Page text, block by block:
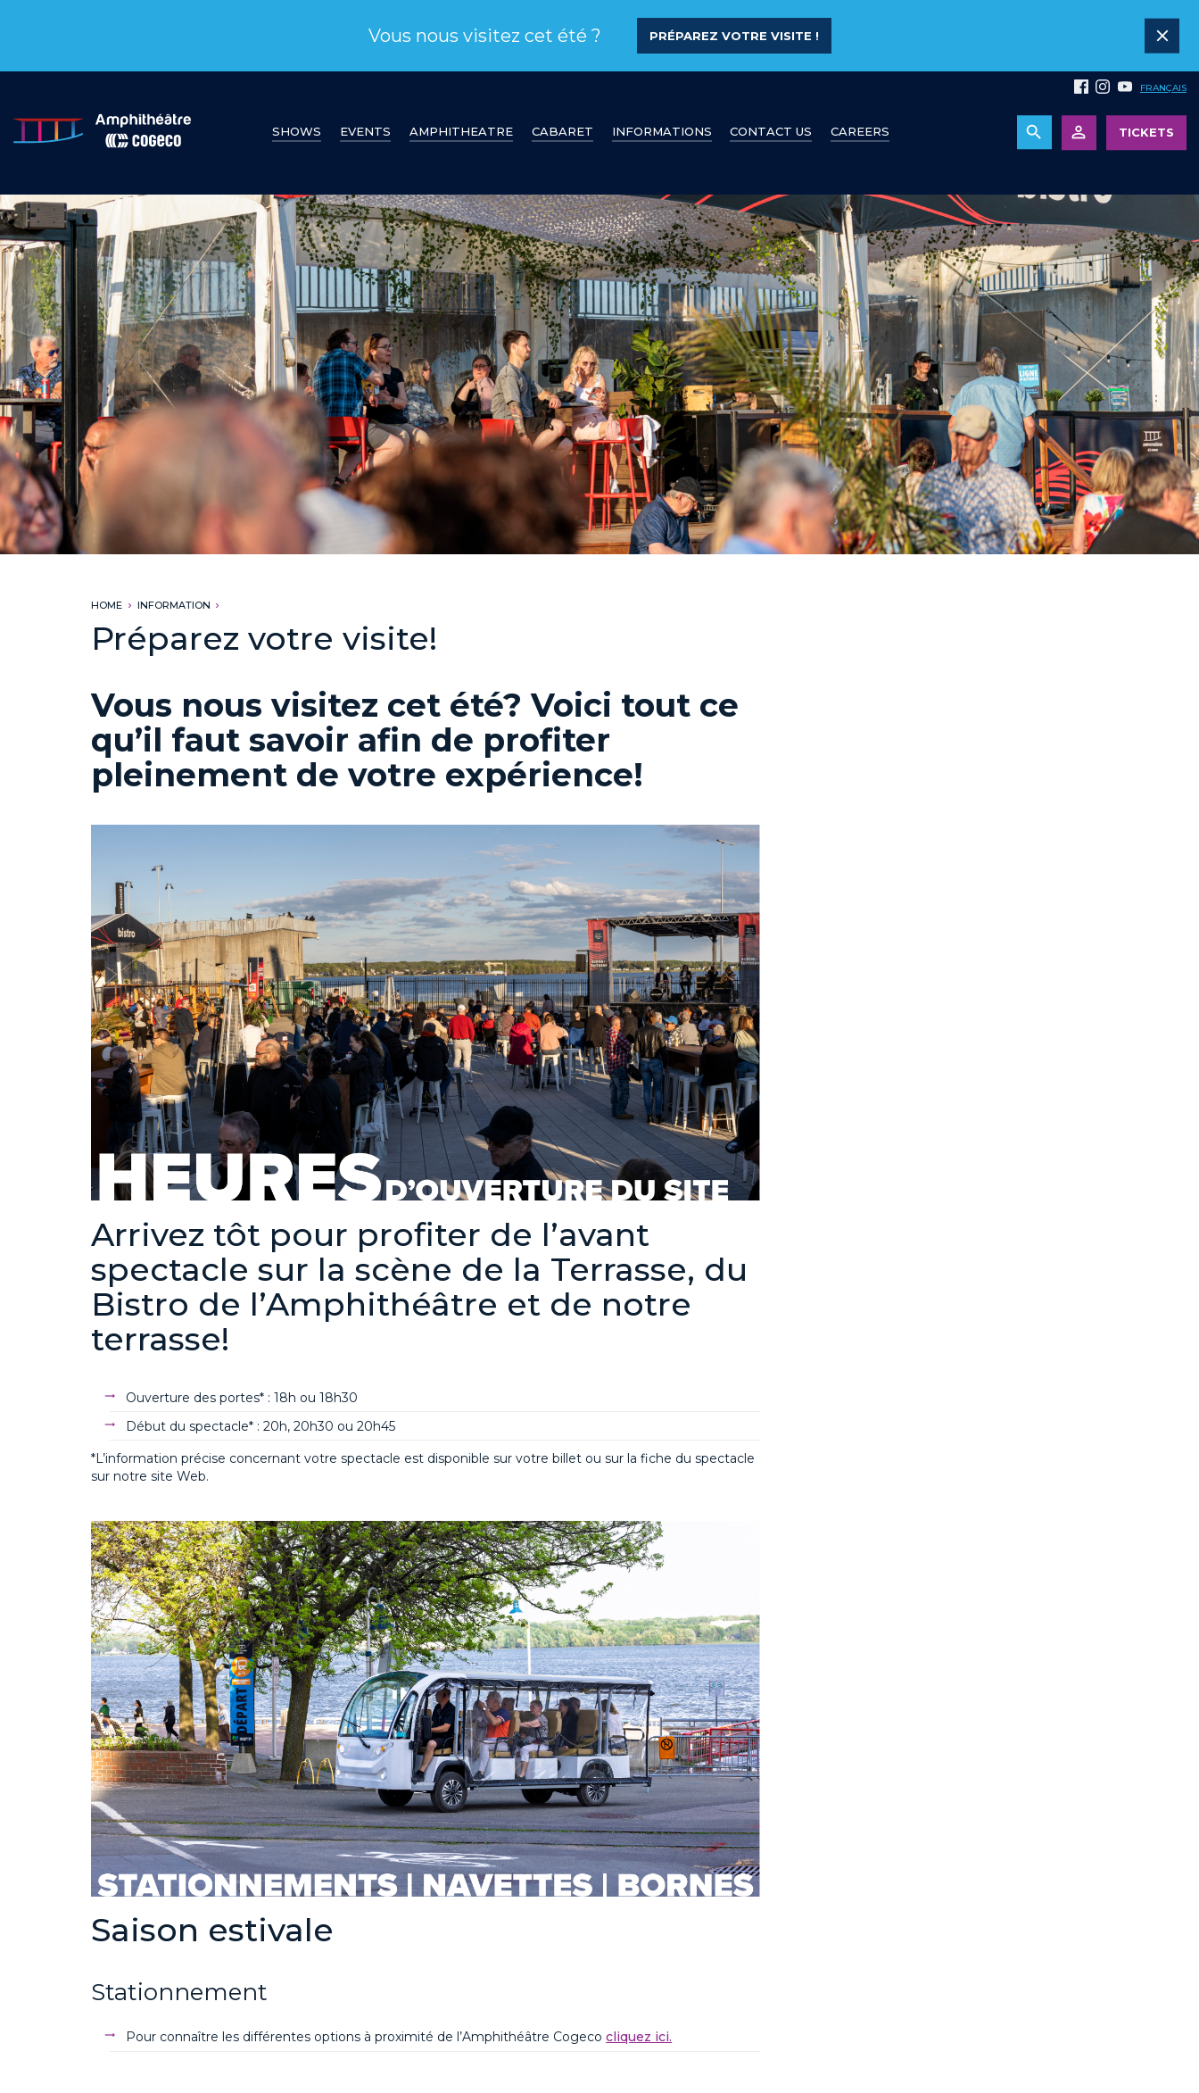
Vous nous visitez cet été ? PRÉPAREZ VOTRE VISITE !
SHOWS EVENTS AMPHITHEATRE CABARET INFORMATIONS CONTACT US CAREERS
FRANÇAIS
TICKETS
HOME INFORMATION
Préparez votre visite!
Vous nous visitez cet été? Voici tout ce
qu’il faut savoir afin de profiter
pleinement de votre expérience!
Arrivez tôt pour profiter de l’avant
spectacle sur la scène de la Terrasse, du
Bistro de l’Amphithéâtre et de notre
terrasse!
Ouverture des portes* : 18h ou 18h30
Début du spectacle* : 20h, 20h30 ou 20h45
*L’information précise concernant votre spectacle est disponible sur votre billet ou sur la fiche du spectacle
sur notre site Web.
Saison estivale
Stationnement
Pour connaître les différentes options à proximité de l’Amphithéâtre Cogeco cliquez ici.